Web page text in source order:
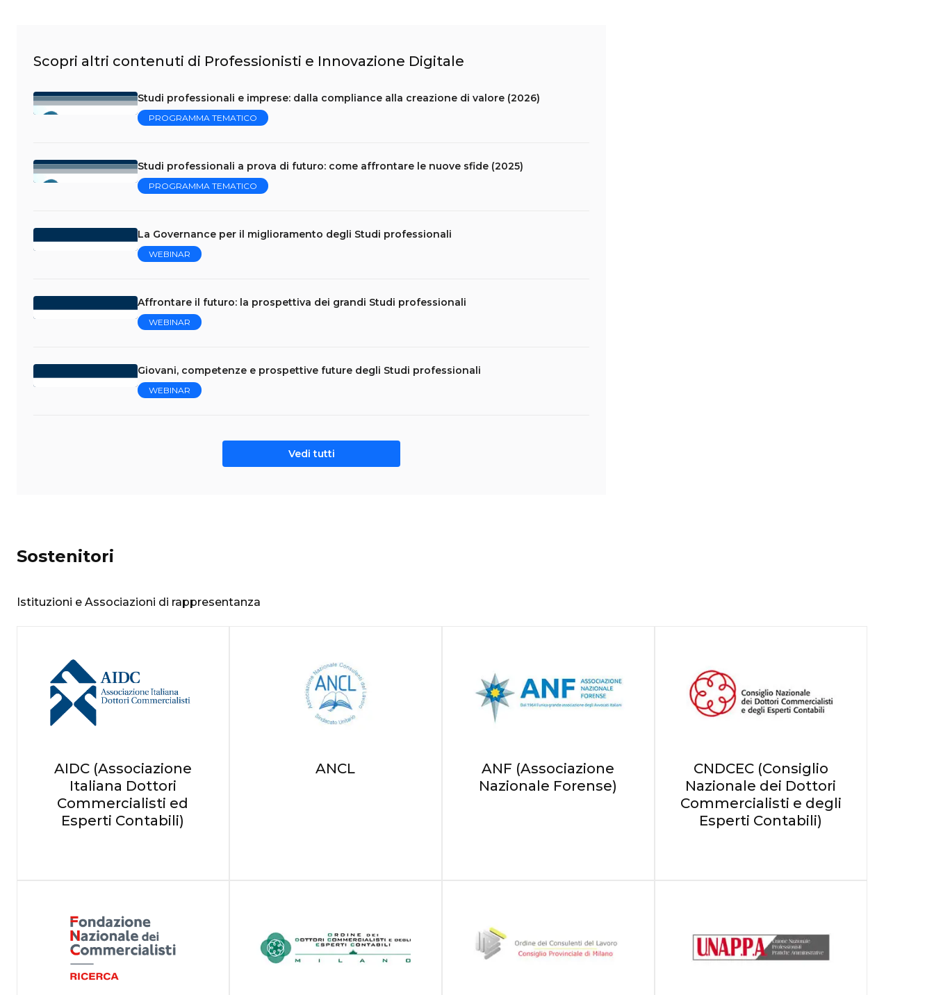
Scopri altri contenuti di Professionisti e Innovazione Digitale
Studi professionali e imprese: dalla compliance alla creazione di valore (2026)
PROGRAMMA TEMATICO
Studi professionali a prova di futuro: come affrontare le nuove sfide (2025)
PROGRAMMA TEMATICO
La Governance per il miglioramento degli Studi professionali
WEBINAR
Affrontare il futuro: la prospettiva dei grandi Studi professionali
WEBINAR
Giovani, competenze e prospettive future degli Studi professionali
WEBINAR
Vedi tutti
Sostenitori
Istituzioni e Associazioni di rappresentanza
AIDC (Associazione
Italiana Dottori
Commercialisti ed
Esperti Contabili)
ANCL
ANF (Associazione
Nazionale Forense)
CNDCEC (Consiglio
Nazionale dei Dottori
Commercialisti e degli
Esperti Contabili)